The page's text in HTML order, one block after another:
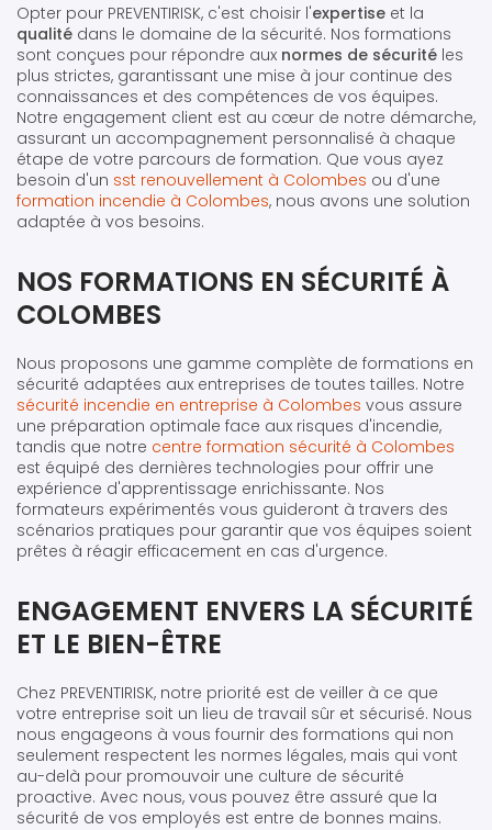
Opter pour PREVENTIRISK, c'est choisir l'expertise et la
qualité dans le domaine de la sécurité. Nos formations
sont conçues pour répondre aux normes de sécurité les
plus strictes, garantissant une mise à jour continue des
connaissances et des compétences de vos équipes.
Notre engagement client est au cœur de notre démarche,
assurant un accompagnement personnalisé à chaque
étape de votre parcours de formation. Que vous ayez
besoin d'un sst renouvellement à Colombes ou d'une
formation incendie à Colombes, nous avons une solution
adaptée à vos besoins.
NOS FORMATIONS EN SÉCURITÉ À
COLOMBES
Nous proposons une gamme complète de formations en
sécurité adaptées aux entreprises de toutes tailles. Notre
sécurité incendie en entreprise à Colombes vous assure
une préparation optimale face aux risques d'incendie,
tandis que notre centre formation sécurité à Colombes
est équipé des dernières technologies pour offrir une
expérience d'apprentissage enrichissante. Nos
formateurs expérimentés vous guideront à travers des
scénarios pratiques pour garantir que vos équipes soient
prêtes à réagir efficacement en cas d'urgence.
ENGAGEMENT ENVERS LA SÉCURITÉ
ET LE BIEN-ÊTRE
Chez PREVENTIRISK, notre priorité est de veiller à ce que
votre entreprise soit un lieu de travail sûr et sécurisé. Nous
nous engageons à vous fournir des formations qui non
seulement respectent les normes légales, mais qui vont
au-delà pour promouvoir une culture de sécurité
proactive. Avec nous, vous pouvez être assuré que la
sécurité de vos employés est entre de bonnes mains.